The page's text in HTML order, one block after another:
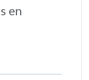
en